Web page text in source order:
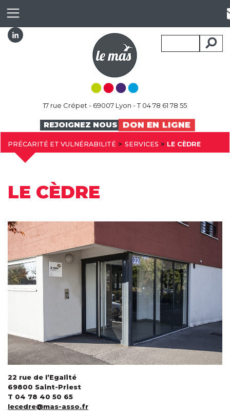
17 rue Crépet - 69007 Lyon - T 04 78 61 78 55
REJOIGNEZ NOUS DON EN LIGNE
PRÉCARITÉ ET VULNÉRABILITÉ SERVICES LE CÈDRE
LE CÈDRE
22 rue de l’Egalité
69800 Saint-Priest
T 04 78 40 50 65
lecedre@mas-asso.fr